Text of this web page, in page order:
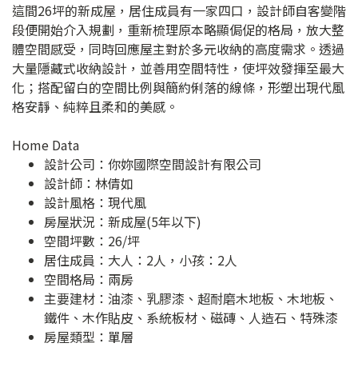
這間26坪的新成屋，居住成員有一家四口，設計師自客變階
段便開始介入規劃，重新梳理原本略顯侷促的格局，放大整
體空間感受，同時回應屋主對於多元收納的高度需求。透過
大量隱藏式收納設計，並善用空間特性，使坪效發揮至最大
化；搭配留白的空間比例與簡約俐落的線條，形塑出現代風
格安靜、純粹且柔和的美感。
Home Data
設計公司： 你妳國際空間設計有限公司
設計師：林倩如
設計風格：現代風
房屋狀況：新成屋(5年以下)
空間坪數：26/坪
居住成員：大人：2人，小孩：2人
空間格局：兩房
主要建材：油漆、乳膠漆、超耐磨木地板、木地板、
鐵件、木作貼皮、系統板材、磁磚、人造石、特殊漆
房屋類型：單層